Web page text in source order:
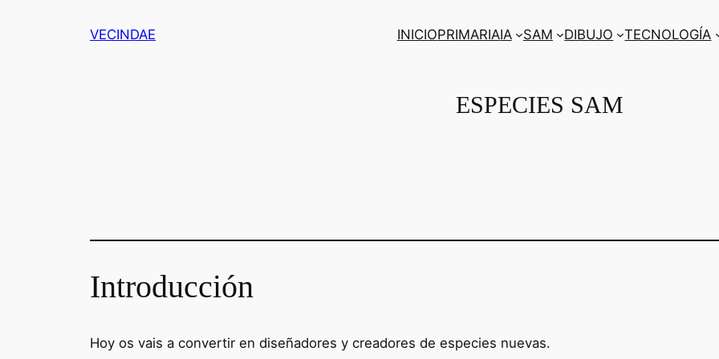
VECINDAE INICIOPRIMARIAIA SAM DIBUJO TECNOLOGÍA
ESPECIES SAM
Introducción
Hoy os vais a convertir en diseñadores y creadores de especies nuevas.